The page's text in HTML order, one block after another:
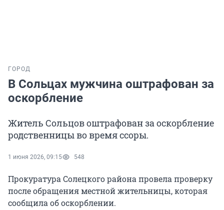
ГОРОД
В Сольцах мужчина оштрафован за
оскорбление
Житель Сольцов оштрафован за оскорбление
родственницы во время ссоры.
1 июня 2026, 09:15 548
Прокуратура Солецкого района провела проверку
после обращения местной жительницы, которая
сообщила об оскорблении.